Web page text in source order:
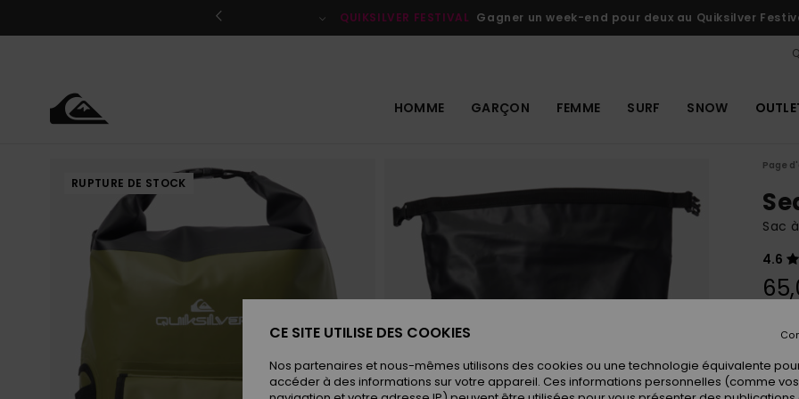
le
QUIKSILVER FESTIVAL Gagner un week-end pour deux au Quiksilver
HOMME GARÇON FEMME SURF SNOW
RUPTURE DE STOCK
Page
Sac
4.6
CE SITE UTILISE DES COOKIES
Nos partenaires et nous-mêmes utilisons des cookies ou une technologie équivalente
accéder à des informations sur votre appareil. Ces informations personnelles (comme